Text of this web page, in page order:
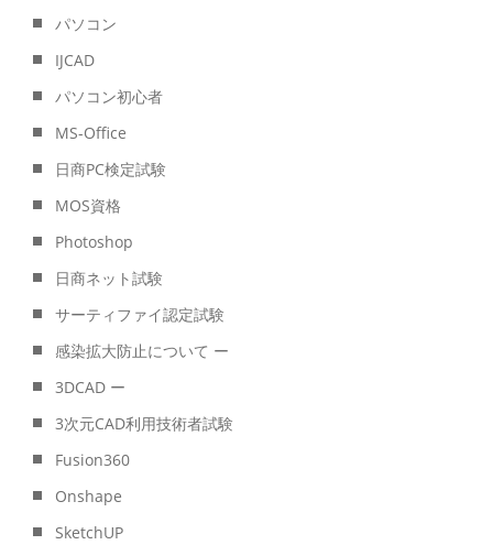
パソコン
IJCAD
パソコン初心者
MS-Office
日商PC検定試験
MOS資格
Photoshop
日商ネット試験
サーティファイ認定試験
感染拡大防止について ー
3DCAD ー
3次元CAD利用技術者試験
Fusion360
Onshape
SketchUP